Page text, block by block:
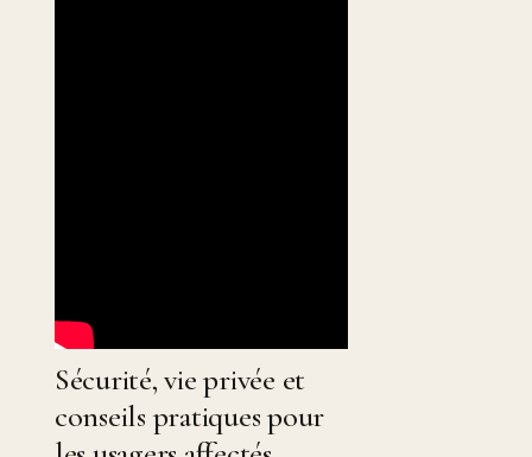
Sécurité, vie privée et
conseils pratiques pour